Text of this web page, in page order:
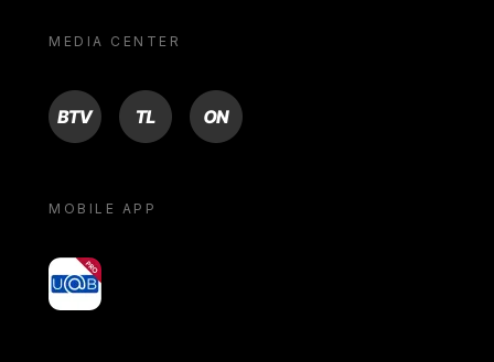
MEDIA CENTER
BTV TL ON
MOBILE APP
yoU@B